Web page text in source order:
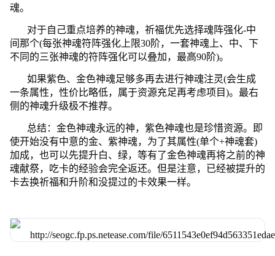
魂。
对于自己重点培养的神魂，祈福优先选择魂阵强化-中
间那个(每张神魂符阵强化上限30阶，一套神魂上、中、下
不同的三张神魂的符阵强化可以叠加，最高90阶)。
如果紫色、金色神魂足够多再去进行神魂注灵(会生成
一条属性，性价比略低，属于资源充足再考虑项目)。最右
侧的神魂升级极不推荐。
总结：金色神魂永远的神，紫色神魂也是珍惜资源。即
使开始没有中意的金、紫神魂，为了其属性(单个+神魂套)
加成，也可以先提升白、绿，等有了金色神魂再将之前的神
魂献祭，吃卡的经验会完全返还。但是注意，已经被提升的
卡去换祈福和升阶和没提过的卡效果一样。